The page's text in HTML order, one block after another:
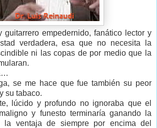
empedernido, fanático lector y
verdadera, esa que no necesita la
ni las copas de por medio que la
se me hace que fue también su peor
su tabaco.
lúcido y profundo no ignoraba que el
y funesto terminaría ganando la
la ventaja de siempre por encima del